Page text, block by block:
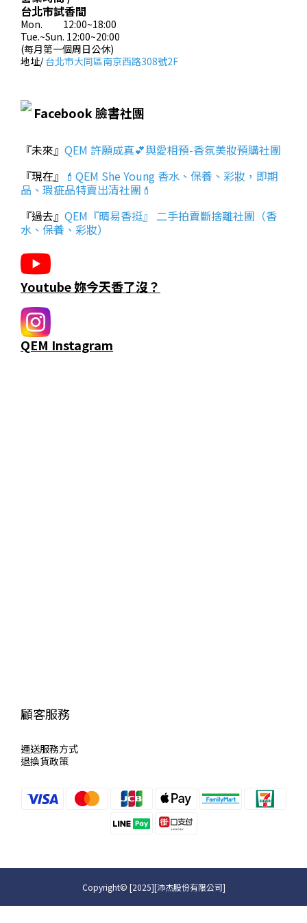
台北市試香間
Mon. 12:00~18:00
Tue.~Sun. 12:00~20:00
(每月第一個周日公休)
地址/台北市大同區南京西路308號2F
Facebook 臉書社團
『未來』 QEM 許願成真💕與愛相預-香氛美妝預購社團
『現在』 💄QEM She Young 香水、保養、彩妝，即期
品、瑕疵品特賣出清社團💄
『過去』 QEM『晴易香挺』 二手拍賣斷捨離社團（香
水、保養、彩妝）
Youtube 妳今天香了沒？
QEM Instagram
顧客服務
運送服務方式
退換貨政策
Copyright© [2025][沛杰股份有限公司]